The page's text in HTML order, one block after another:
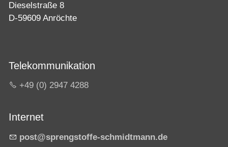
Dieselstraße 8
D-59609 Anröchte
Telekommunikation
+49 (0) 2947 4288
Internet
p st spr ngst ff -schm dtm nn d